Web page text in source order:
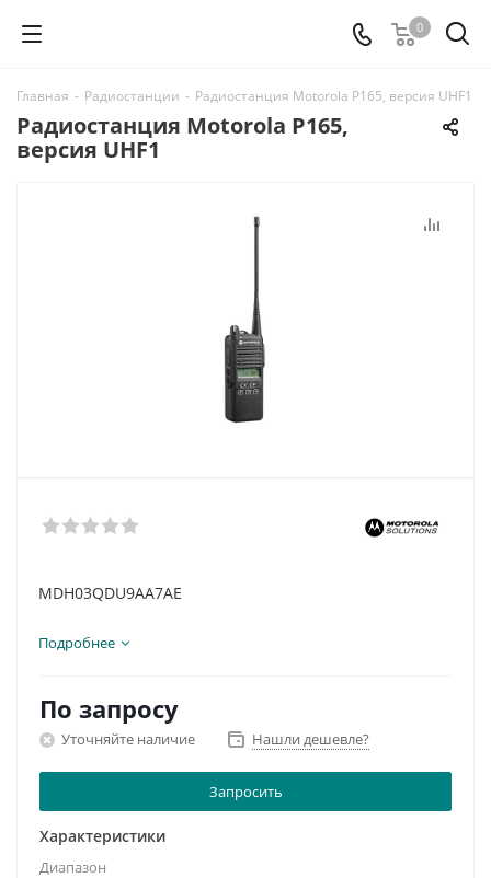
0
Главная - Радиостанции - Радиостанция Motorola P165, версия UHF1
Радиостанция Motorola P165,
версия UHF1
MDH03QDU9AA7AE
Подробнее
По запросу
Уточняйте наличие Нашли дешевле?
Запросить
Характеристики
Диапазон